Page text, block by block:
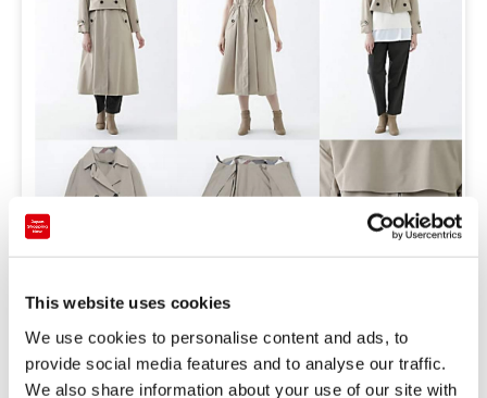
This website uses cookies
We use cookies to personalise content and ads, to
provide social media features and to analyse our traffic.
We also share information about your use of our site with
から "Blue Lab:EZUMi"コレクションが登場。